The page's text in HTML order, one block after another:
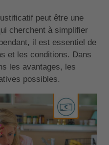
peut être une
cherchent à simplifier
il est essentiel de
et les conditions. Dans
les avantages, les
possibles.